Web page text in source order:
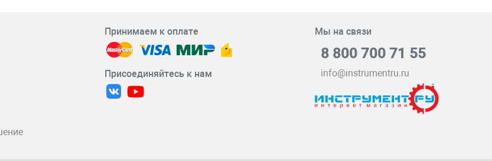
Принимаем к оплате
Присоединяйтесь к нам
Мы на связи
8 800 700 71 55
info@instrumentru.ru